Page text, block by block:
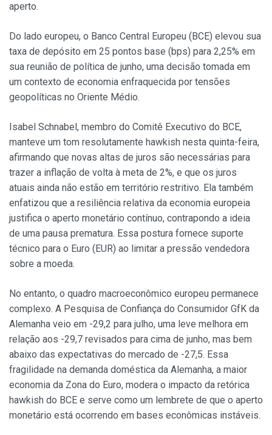
aperto.
Do lado europeu, o Banco Central Europeu (BCE) elevou sua
taxa de depósito em 25 pontos base (bps) para 2,25% em
sua reunião de política de junho, uma decisão tomada em
um contexto de economia enfraquecida por tensões
geopolíticas no Oriente Médio.
Isabel Schnabel, membro do Comitê Executivo do BCE,
manteve um tom resolutamente hawkish nesta quinta-feira,
afirmando que novas altas de juros são necessárias para
trazer a inflação de volta à meta de 2%, e que os juros
atuais ainda não estão em território restritivo. Ela também
enfatizou que a resiliência relativa da economia europeia
justifica o aperto monetário contínuo, contrapondo a ideia
de uma pausa prematura. Essa postura fornece suporte
técnico para o Euro (EUR) ao limitar a pressão vendedora
sobre a moeda.
No entanto, o quadro macroeconômico europeu permanece
complexo. A Pesquisa de Confiança do Consumidor GfK da
Alemanha veio em -29,2 para julho, uma leve melhora em
relação aos -29,7 revisados para cima de junho, mas bem
abaixo das expectativas do mercado de -27,5. Essa
fragilidade na demanda doméstica da Alemanha, a maior
economia da Zona do Euro, modera o impacto da retórica
hawkish do BCE e serve como um lembrete de que o aperto
monetário está ocorrendo em bases econômicas instáveis.